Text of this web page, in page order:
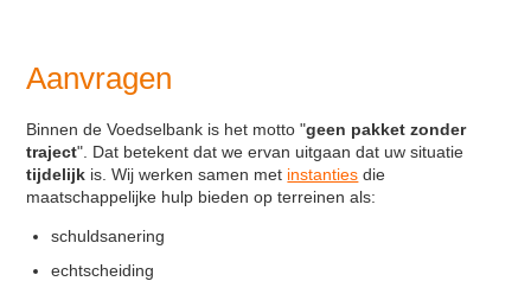
Aanvragen
Binnen de Voedselbank is het motto "geen pakket zonder
traject". Dat betekent dat we ervan uitgaan dat uw situatie
tijdelijk is. Wij werken samen met instanties die
maatschappelijke hulp bieden op terreinen als:
schuldsanering
echtscheiding